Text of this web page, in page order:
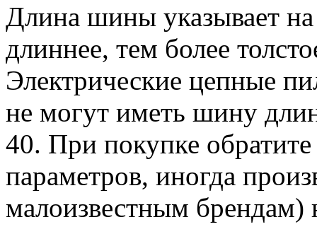
Длина шины указывает
длиннее, тем более
Электрические цепные
не могут иметь шину
40. При покупке
параметров, иногда
малоизвестным